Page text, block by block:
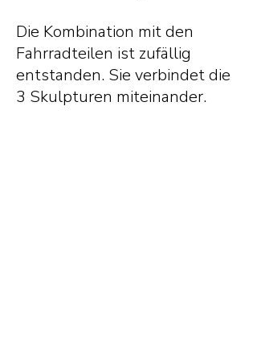
Die Kombination mit den
Fahrradteilen ist zufällig
entstanden. Sie verbindet die
3 Skulpturen miteinander.